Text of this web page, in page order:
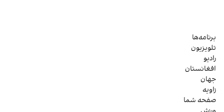
برنامه‌ها
تلویزیون
رادیو
افغانستان
جهان
زاویه
صفحه شما